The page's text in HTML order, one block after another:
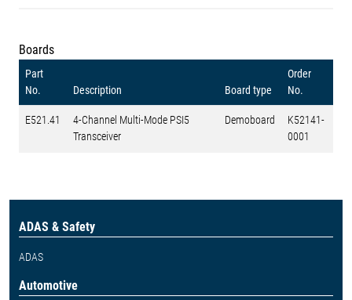
Boards
Part
No.
Description Board type
Order
No.
E521.41
4-Channel Multi-Mode PSI5
Transceiver
Demoboard
K52141-
0001
ADAS & Safety
ADAS
Automotive